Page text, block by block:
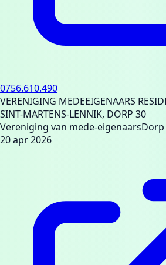
0756.610.490
VERENIGING MEDEEIGENAARS
SINT-MARTENS-LENNIK, DORP 30
Vereniging van mede-eigenaarsDorp
20 apr 2026